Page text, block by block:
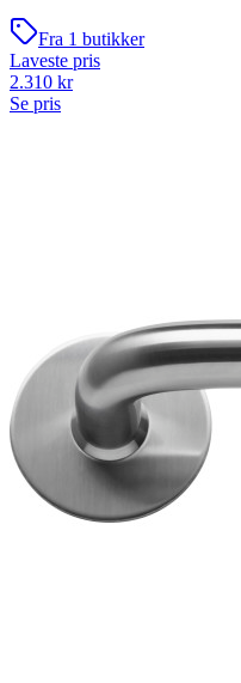
Fra 1 butikker
Laveste pris
2.310 kr
Se pris